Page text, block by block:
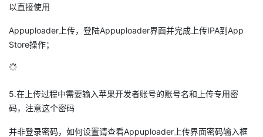
以直接使用
Appuploader上传，登陆Appuploader界面并完成上传IPA到App
Store操作；
5.在上传过程中需要输入苹果开发者账号的账号名和上传专用密
码，注意这个密码
并非登录密码，如何设置请查看Appuploader上传界面密码输入框